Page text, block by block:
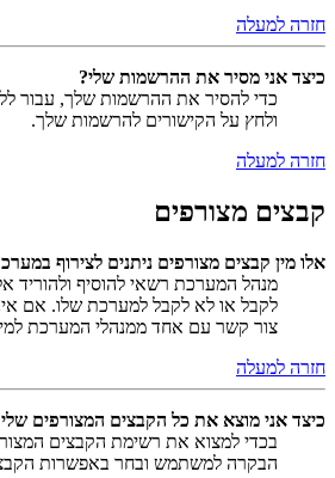
חזרה למעלה
כיצד אני מסיר את ההרשמות שלי?
כדי להסיר את ההרשמות שלך, עבור
ולחץ על הקישורים להרשמות שלך.
חזרה למעלה
קבצים מצורפים
אלו מין קבצים מצורפים ניתנים לצירוף
מנהל המערכת רשאי להוסיף ולהוריד
לקבל או לא לקבל למערכת שלו. אם
צור קשר עם אחד ממנהלי המערכת
חזרה למעלה
כיצד אני מוצא את כל הקבצים המצורפים
בכדי למצוא את רשימת הקבצים
הבקרה למשתמש ובחר באפשרות